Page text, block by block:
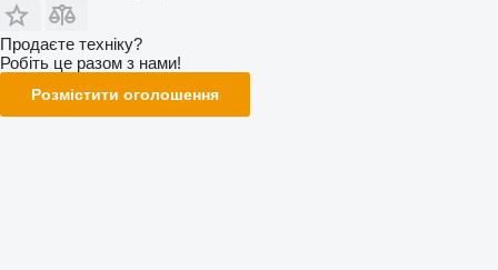
Продаєте техніку?
Робіть це разом з нами!
Розмістити оголошення